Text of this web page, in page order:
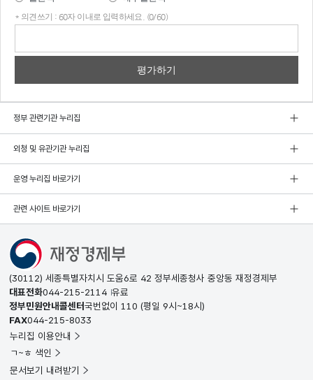
* 의견쓰기 : 60자 이내로 입력하세요. (0/60)
정부 관련기관 누리집
외청 및 유관기관 누리집
운영 누리집 바로가기
관련 사이트 바로가기
(30112) 세종특별자치시 도움6로 42 정부세종청사 중앙동 재정경제부
대표전화044-215-2114 유료
정부민원안내콜센터국번없이 110 (평일 9시~18시)
FAX044-215-8033
누리집 이용안내
ㄱ~ㅎ 색인
문서보기 내려받기